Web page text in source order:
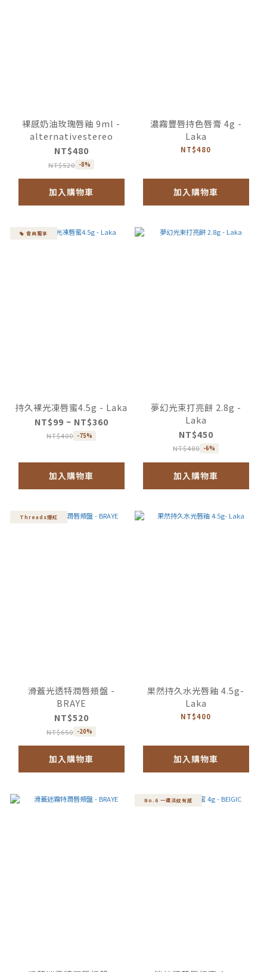
裸感奶油玫瑰唇釉 9ml -
alternativestereo
NT$480
NT$520 -8%
加入購物車
濃霧豐唇持色唇膏 4g -
Laka
NT$480
加入購物車
會員獨享
持久裸光凍唇蜜4.5g - Laka
NT$99 ~ NT$360
NT$400 -75%
加入購物車
夢幻光束打亮餅 2.8g -
Laka
NT$450
NT$480 -6%
加入購物車
Threads爆紅
滑蓋光透特潤唇頰盤 -
BRAYE
NT$520
NT$650 -20%
加入購物車
果然持久水光唇釉 4.5g-
Laka
NT$400
加入購物車
No.6 一週淡紋有感